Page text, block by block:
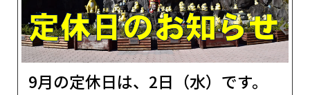
9月の定休日は、2日（水）です。